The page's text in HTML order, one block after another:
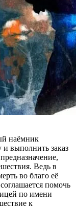
наёмник
и выполнить заказ
Ведь в
во благо её
помочь
по имени
к